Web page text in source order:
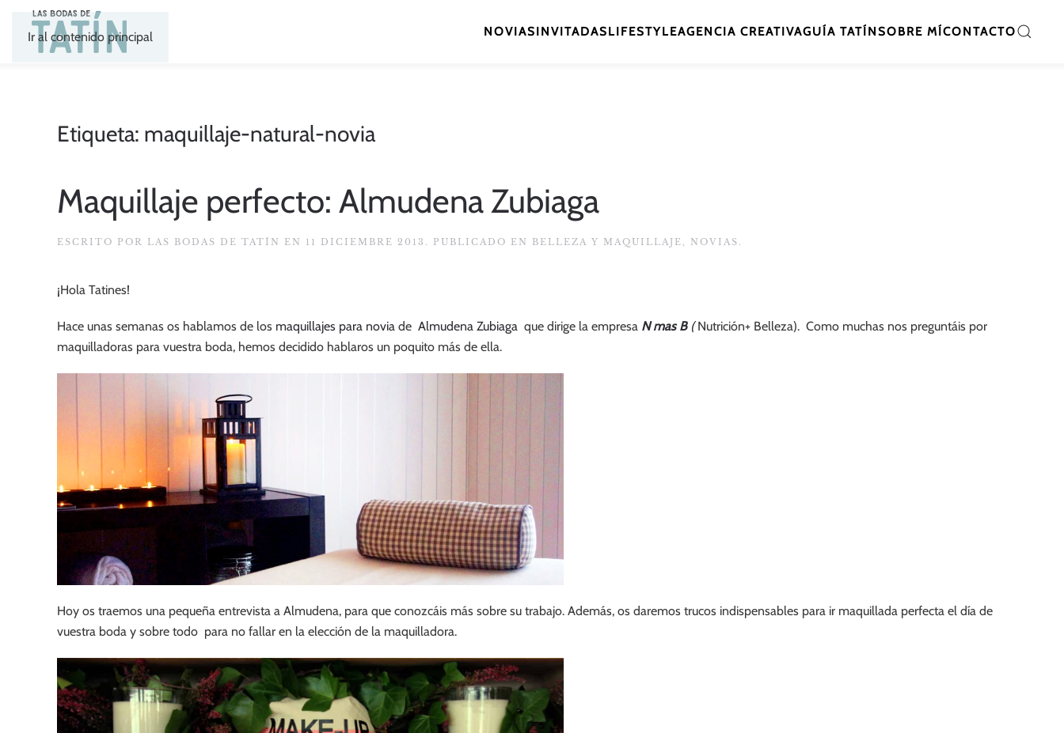
Ir al contenido principal NOVIASINVITADASLIFESTYLEAGENCIA CREATIVAGUÍA TATÍNSOBRE MÍCONTACTO
Etiqueta: maquillaje-natural-novia
Maquillaje perfecto: Almudena Zubiaga
ESCRITO POR LAS BODAS DE TATÍN EN 11 DICIEMBRE 2013 . PUBLICADO EN BELLEZA Y MAQUILLAJE , NOVIAS .
¡Hola Tatines!
Hace unas semanas os hablamos de los maquillajes para novia de Almudena Zubiaga que dirige la empresa N mas B (Nutrición+ Belleza). Como muchas nos preguntáis por
maquilladoras para vuestra boda, hemos decidido hablaros un poquito más de ella.
Hoy os traemos una pequeña entrevista a Almudena, para que conozcáis más sobre su trabajo. Además, os daremos trucos indispensables para ir maquillada perfecta el día de
vuestra boda y sobre todo para no fallar en la elección de la maquilladora.